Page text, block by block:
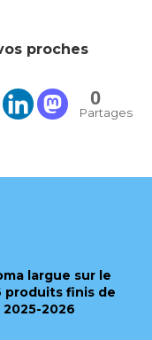
proches
0
Partages
largue sur le
produits finis de
2026